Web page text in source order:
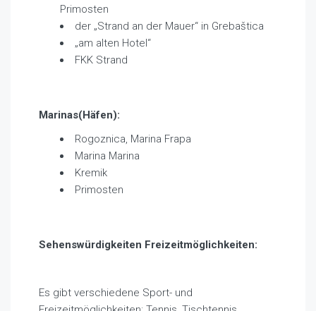
Primosten
der „Strand an der Mauer“ in Grebaštica
„am alten Hotel“
FKK Strand
Marinas(Häfen):
Rogoznica, Marina Frapa
Marina Marina
Kremik
Primosten
Sehenswürdigkeiten Freizeitmöglichkeiten:
Es gibt verschiedene Sport- und